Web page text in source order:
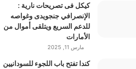
كيكل فى تصريحات نارية :
الإنصرافي جنجويدى وغواصه
للدعم السريع ويتلقى أموال من
الأمارات
مارس 11, 2025
كندا تفتح باب اللجوء للسودانيين